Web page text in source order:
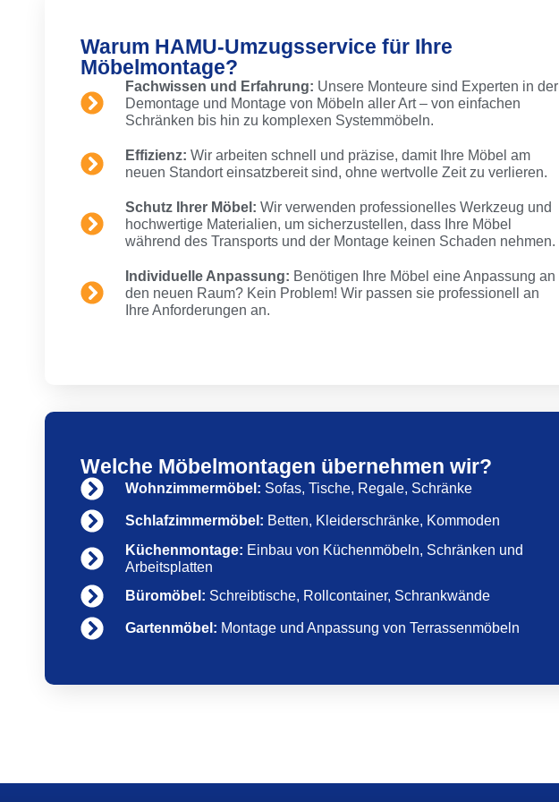
Warum HAMU-Umzugsservice für Ihre
Möbelmontage?
Fachwissen und Erfahrung: Unsere Monteure sind Experten in der
Demontage und Montage von Möbeln aller Art – von einfachen
Schränken bis hin zu komplexen Systemmöbeln.
Effizienz: Wir arbeiten schnell und präzise, damit Ihre Möbel am
neuen Standort einsatzbereit sind, ohne wertvolle Zeit zu verlieren.
Schutz Ihrer Möbel: Wir verwenden professionelles Werkzeug und
hochwertige Materialien, um sicherzustellen, dass Ihre Möbel
während des Transports und der Montage keinen Schaden nehmen.
Individuelle Anpassung: Benötigen Ihre Möbel eine Anpassung an
den neuen Raum? Kein Problem! Wir passen sie professionell an
Ihre Anforderungen an.
Welche Möbelmontagen übernehmen wir?
Wohnzimmermöbel: Sofas, Tische, Regale, Schränke
Schlafzimmermöbel: Betten, Kleiderschränke, Kommoden
Küchenmontage: Einbau von Küchenmöbeln, Schränken und
Arbeitsplatten
Büromöbel: Schreibtische, Rollcontainer, Schrankwände
Gartenmöbel: Montage und Anpassung von Terrassenmöbeln